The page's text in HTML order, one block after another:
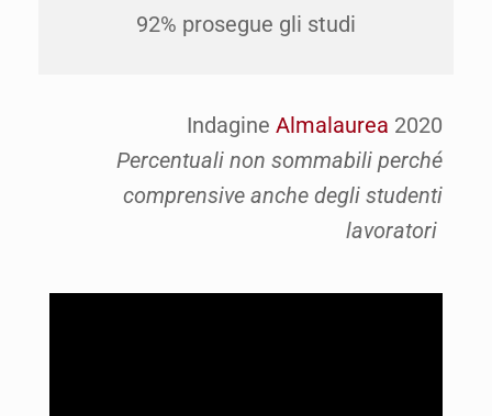
92% prosegue gli studi
Indagine Almalaurea 2020
Percentuali non sommabili perché
comprensive anche degli studenti
lavoratori